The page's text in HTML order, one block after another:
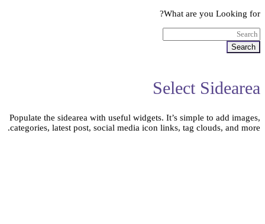
What are you Looking for?
Search
Select Sidearea
Populate the sidearea with useful widgets. It’s simple to add images,
categories, latest post, social media icon links, tag clouds, and more.